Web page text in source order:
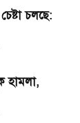
চলছে:
হামলা,